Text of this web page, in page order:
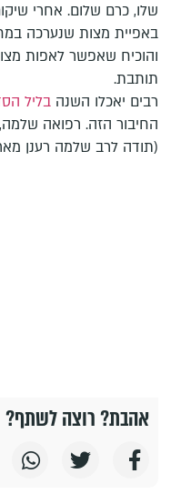
שלו, כרם שלום. אחרי
באפיית מצות שנערכה
והוכיח שאפשר לאפות
תותבת.
רבים יאכלו השנה בליל
החיבור הזה. רפואה
(תודה לרב שלמה רענן
אהבת? רוצה לשתף?